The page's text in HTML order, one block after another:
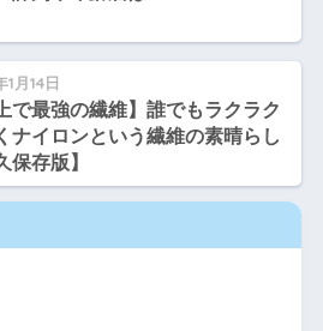
1月14日
で最強の繊維】誰でもラクラク
ナイロンという繊維の素晴らし
保存版】